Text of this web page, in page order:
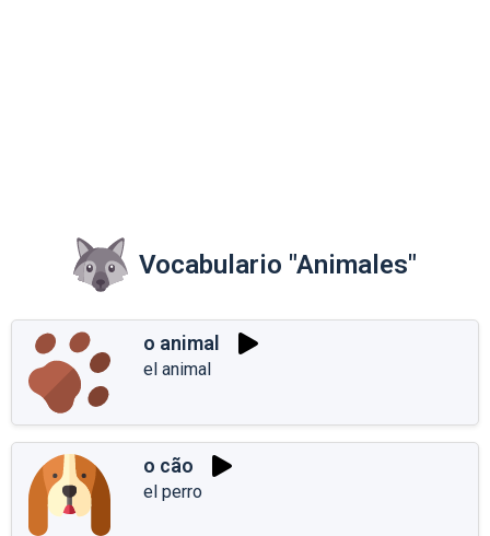
Vocabulario "Animales"
o animal
el animal
o cão
el perro